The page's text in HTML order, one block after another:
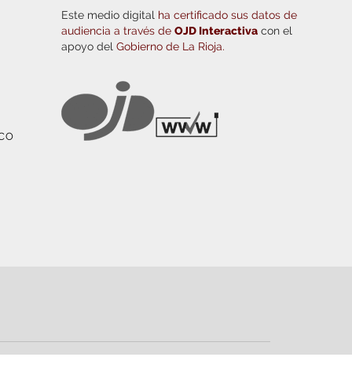
Este medio digital ha certificado sus datos de
audiencia a través deOJD Interactiva con el
apoyo delGobierno de La Rioja.